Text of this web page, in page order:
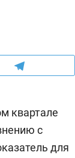
квартале
с
для